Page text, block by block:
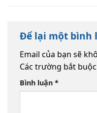
Để lại một bình
Email của bạn sẽ
Các trường bắt
Bình luận *